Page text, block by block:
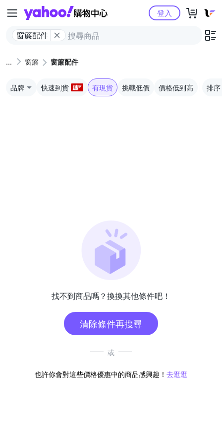
Yahoo購物中心
窗簾配件
登入
窗簾 窗簾配件
品牌 快速到貨 有現貨 挑戰低價 價格低到高 排序
找不到商品嗎？換換其他條件吧！
清除條件再搜尋
或
也許你會對這些價格優惠中的商品感興趣！ 去逛逛